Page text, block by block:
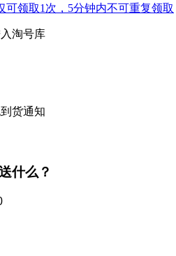
可领取1次，5分钟内不可重复领取
淘号库
货通知
什么？